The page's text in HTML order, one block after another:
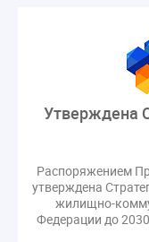
единство измерений
закон о банкротстве
квалифэкзамен
коммунальные
микрогенерация
Утверждена
Распоряжением
утверждена
жилищно-
Федерации до